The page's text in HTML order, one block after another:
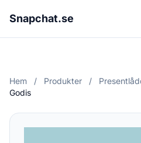
Snapchat.se
Hem / Produkter /
Godis